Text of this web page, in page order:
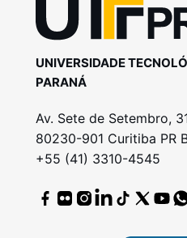
UNIVERSIDADE
PARANÁ
Av. Sete de Setembro,
80230-901 Curitiba
+55 (41) 3310-4545